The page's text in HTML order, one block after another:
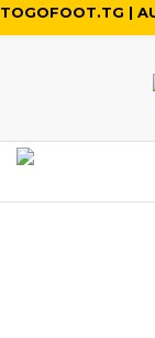
TOGOFOOT.TG |